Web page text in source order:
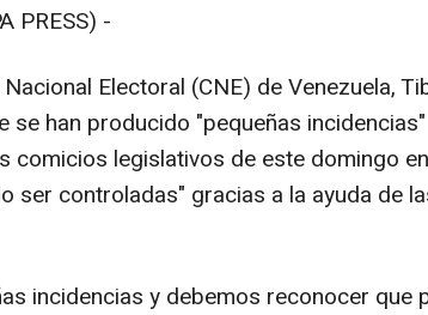
PRESS) -
Electoral (CNE) de Venezuela,
se han producido "pequeñas incidencias"
comicios legislativos de este domingo
ser controladas" gracias a la ayuda de
incidencias y debemos reconocer que